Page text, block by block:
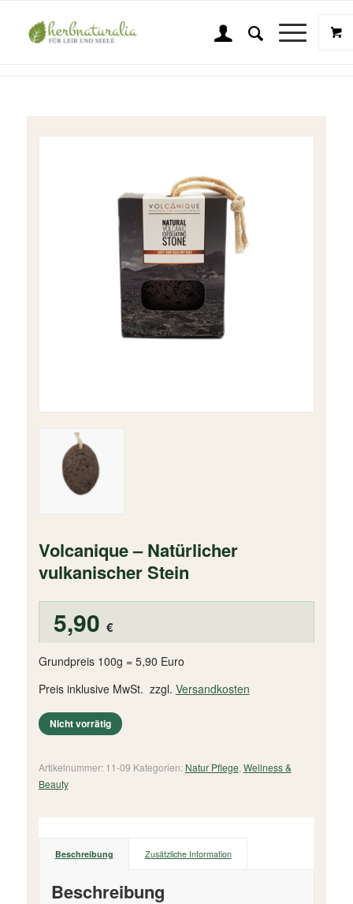
Shop
Sie sind hier: Startseite / Natur Pflege
Volcanique – Natürlicher
vulkanischer Stein
5,90 €
Grundpreis 100g = 5,90 Euro
Preis inklusive MwSt. zzgl. Versandkosten
Nicht vorrätig
Artikelnummer: 11-09 Kategorien: Natur Pflege Wellness &
Beauty
Beschreibung Zusätzliche Information
Beschreibung